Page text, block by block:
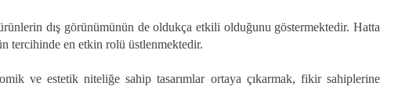
dış görünümünün de oldukça etkili olduğunu göstermektedir. Hatta
tercihinde en etkin rolü üstlenmektedir.
ve estetik niteliğe sahip tasarımlar ortaya çıkarmak, fikir sahiplerine